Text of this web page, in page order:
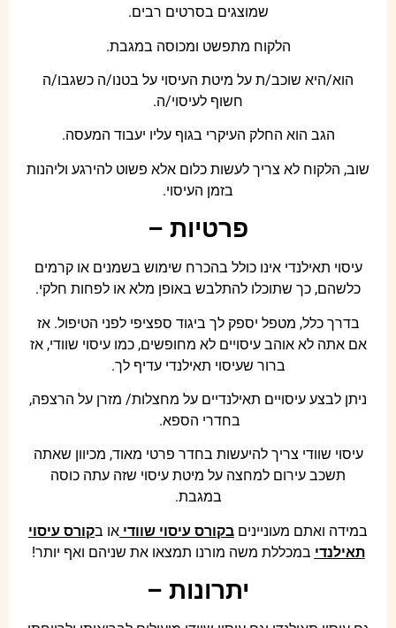
שמוצגים בסרטים רבים.
הלקוח מתפשט ומכוסה במגבת.
הוא/היא שוכב/ת על מיטת העיסוי על בטנו/ה כשגבו/ה
חשוף לעיסוי/ה.
הגב הוא החלק העיקרי בגוף עליו יעבוד המעסה.
שוב, הלקוח לא צריך לעשות כלום אלא פשוט להירגע וליהנות
בזמן העיסוי.
פרטיות –
עיסוי תאילנדי אינו כולל בהכרח שימוש בשמנים או קרמים
כלשהם, כך שתוכלו להתלבש באופן מלא או לפחות חלקי.
בדרך כלל, מטפל יספק לך ביגוד ספציפי לפני הטיפול. אז
אם אתה לא אוהב עיסויים לא מחופשים, כמו עיסוי שוודי, אז
ברור שעיסוי תאילנדי עדיף לך.
ניתן לבצע עיסויים תאילנדיים על מחצלות/ מזרן על הרצפה,
בחדרי הספא.
עיסוי שוודי צריך להיעשות בחדר פרטי מאוד, מכיוון שאתה
תשכב עירום למחצה על מיטת עיסוי שזה עתה כוסה
במגבת.
במידה ואתם מעוניינים בקורס עיסוי שוודי או בקורס עיסוי
תאילנדי במכללת משה מורנו תמצאו את שניהם ואף יותר!
יתרונות –